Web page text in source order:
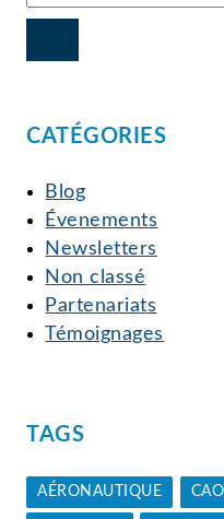
CATÉGORIES
Blog
Évenements
Newsletters
Non classé
Partenariats
Témoignages
TAGS
AÉRONAUTIQUE